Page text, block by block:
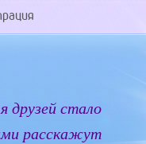
друзей стало
расскажут